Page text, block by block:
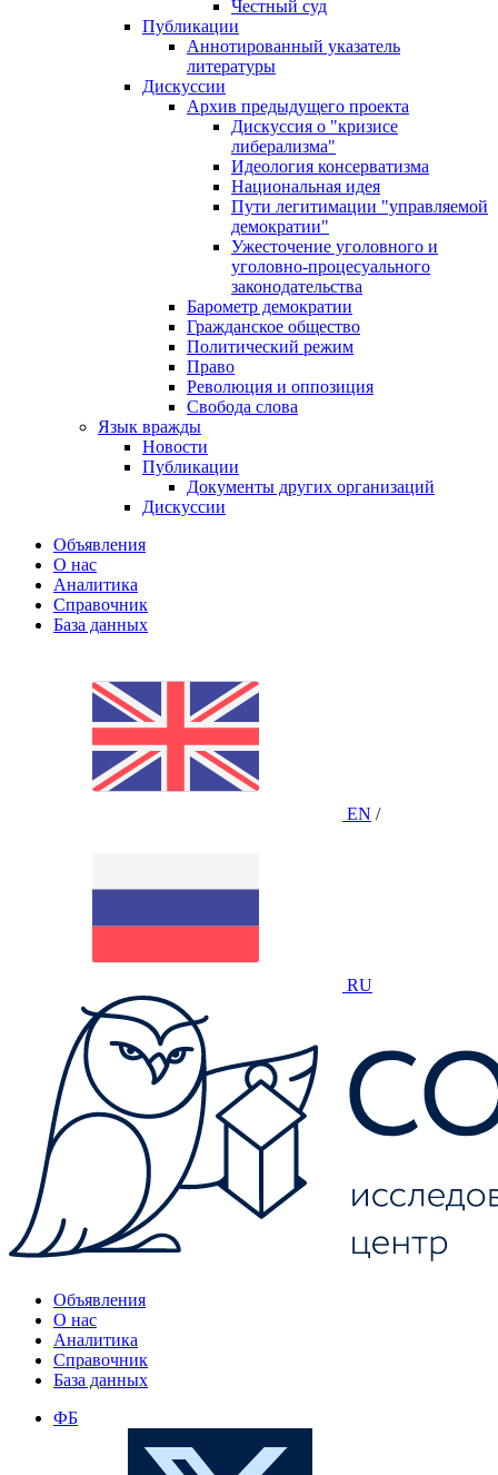
Честный суд
Публикации
Аннотированный указатель
литературы
Дискуссии
Архив предыдущего проекта
Дискуссия о "кризисе
либерализма"
Идеология консерватизма
Национальная идея
Пути легитимации "управляемой
демократии"
Ужесточение уголовного и
уголовно-процесуального
законодательства
Барометр демократии
Гражданское общество
Политический режим
Право
Революция и оппозиция
Свобода слова
Язык вражды
Новости
Публикации
Документы других организаций
Дискуссии
Объявления
О нас
Аналитика
Справочник
База данных
EN /
RU
Объявления
О нас
Аналитика
Справочник
База данных
ФБ